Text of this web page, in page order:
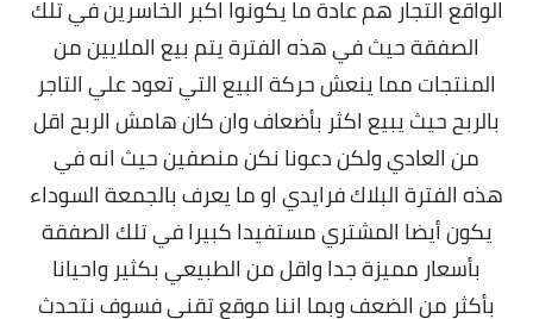
الواقع التجار هم عادة ما يكونوا اكبر الخاسرين في تلك
الصفقة حيث في هذه الفترة يتم بيع الملايين من
المنتجات مما ينعش حركة البيع التي تعود علي التاجر
بالربح حيث يبيع اكثر بأضعاف وان كان هامش الربح اقل
من العادي ولكن دعونا نكن منصفين حيث انه في
هذه الفترة البلاك فرايدي او ما يعرف بالجمعة السوداء
يكون أيضا المشتري مستفيدا كبيرا في تلك الصفقة
بأسعار مميزة جدا واقل من الطبيعي بكثير واحيانا
بأكثر من الضعف وبما اننا موقع تقني فسوف نتحدث